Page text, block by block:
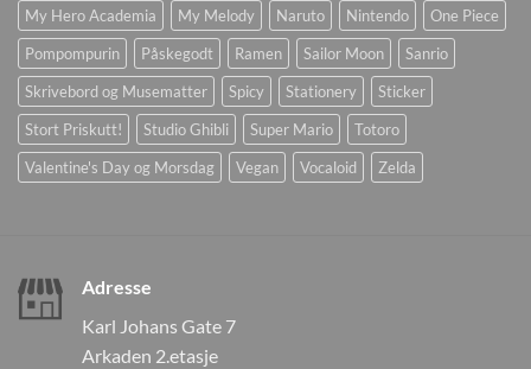
My Hero Academia
My Melody Naruto Nintendo
One Piece
Pompompurin
Påskegodt Ramen Sailor Moon
Sanrio
Skrivebord og Musematter
Spicy Stationery
Sticker
Stort Priskutt!
Studio Ghibli Super Mario
Totoro
Valentine's Day og Morsdag
Vegan Vocaloid Zelda
Adresse
Karl Johans Gate 7
Arkaden 2.etasje